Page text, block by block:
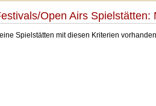
Open Airs Spielstätten:
Spielstätten mit diesen Kriterien